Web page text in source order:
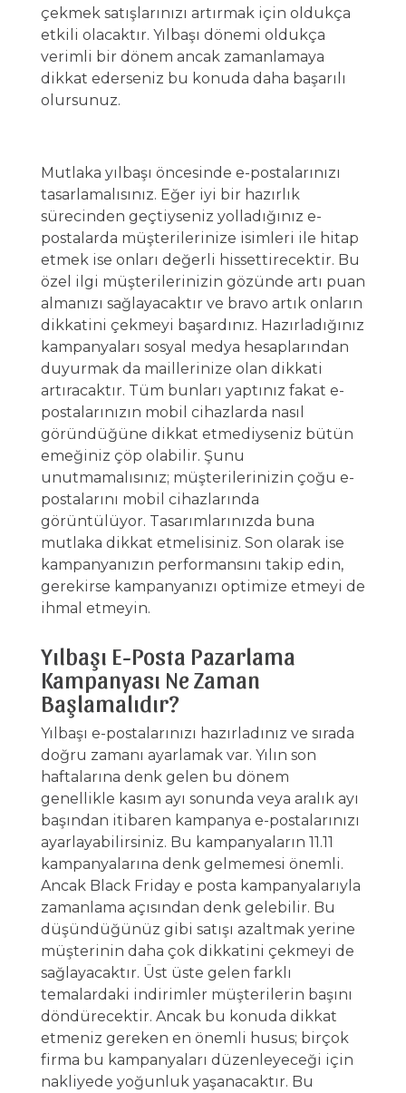
çekmek satışlarınızı artırmak için oldukça
etkili olacaktır. Yılbaşı dönemi oldukça
verimli bir dönem ancak zamanlamaya
dikkat ederseniz bu konuda daha başarılı
olursunuz.
Mutlaka yılbaşı öncesinde e-postalarınızı
tasarlamalısınız. Eğer iyi bir hazırlık
sürecinden geçtiyseniz yolladığınız e-
postalarda müşterilerinize isimleri ile hitap
etmek ise onları değerli hissettirecektir. Bu
özel ilgi müşterilerinizin gözünde artı puan
almanızı sağlayacaktır ve bravo artık onların
dikkatini çekmeyi başardınız. Hazırladığınız
kampanyaları sosyal medya hesaplarından
duyurmak da maillerinize olan dikkati
artıracaktır. Tüm bunları yaptınız fakat e-
postalarınızın mobil cihazlarda nasıl
göründüğüne dikkat etmediyseniz bütün
emeğiniz çöp olabilir. Şunu
unutmamalısınız; müşterilerinizin çoğu e-
postalarını mobil cihazlarında
görüntülüyor. Tasarımlarınızda buna
mutlaka dikkat etmelisiniz. Son olarak ise
kampanyanızın performansını takip edin,
gerekirse kampanyanızı optimize etmeyi de
ihmal etmeyin.
Yılbaşı E-Posta Pazarlama
Kampanyası Ne Zaman
Başlamalıdır?
Yılbaşı e-postalarınızı hazırladınız ve sırada
doğru zamanı ayarlamak var. Yılın son
haftalarına denk gelen bu dönem
genellikle kasım ayı sonunda veya aralık ayı
başından itibaren kampanya e-postalarınızı
ayarlayabilirsiniz. Bu kampanyaların 11.11
kampanyalarına denk gelmemesi önemli.
Ancak Black Friday e posta kampanyalarıyla
zamanlama açısından denk gelebilir. Bu
düşündüğünüz gibi satışı azaltmak yerine
müşterinin daha çok dikkatini çekmeyi de
sağlayacaktır. Üst üste gelen farklı
temalardaki indirimler müşterilerin başını
döndürecektir. Ancak bu konuda dikkat
etmeniz gereken en önemli husus; birçok
firma bu kampanyaları düzenleyeceği için
nakliyede yoğunluk yaşanacaktır. Bu